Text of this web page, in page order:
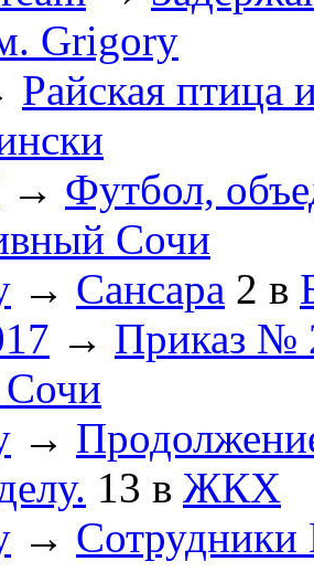
Grigory
Райская птица
→ Футбол,
Сочи
→ Сансара 2 в
→ Приказ №
Сочи
→
13 в ЖКХ
→